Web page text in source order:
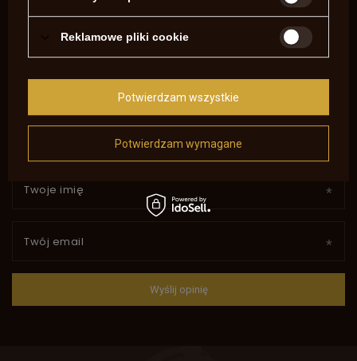
Treść twojej opinii
Dodaj własne zdjęcie produktu:
Twoje imię
Twój email
Wyślij opinię
Reklamowe pliki cookie
Potwierdzam wymagane
Potwierdzam wszystkie